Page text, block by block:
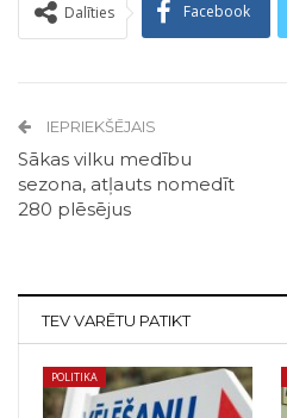
Dalīties Facebook
IEPRIEKŠĒJAIS
Sākas vilku medību
sezona, atļauts nomedīt
280 plēsējus
TEV VARĒTU PATIKT
POLITIKA